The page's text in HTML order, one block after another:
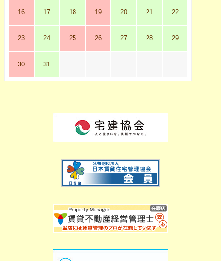
16 17 18 19 20 21 22
23 24 25 26 27 28 29
30 31